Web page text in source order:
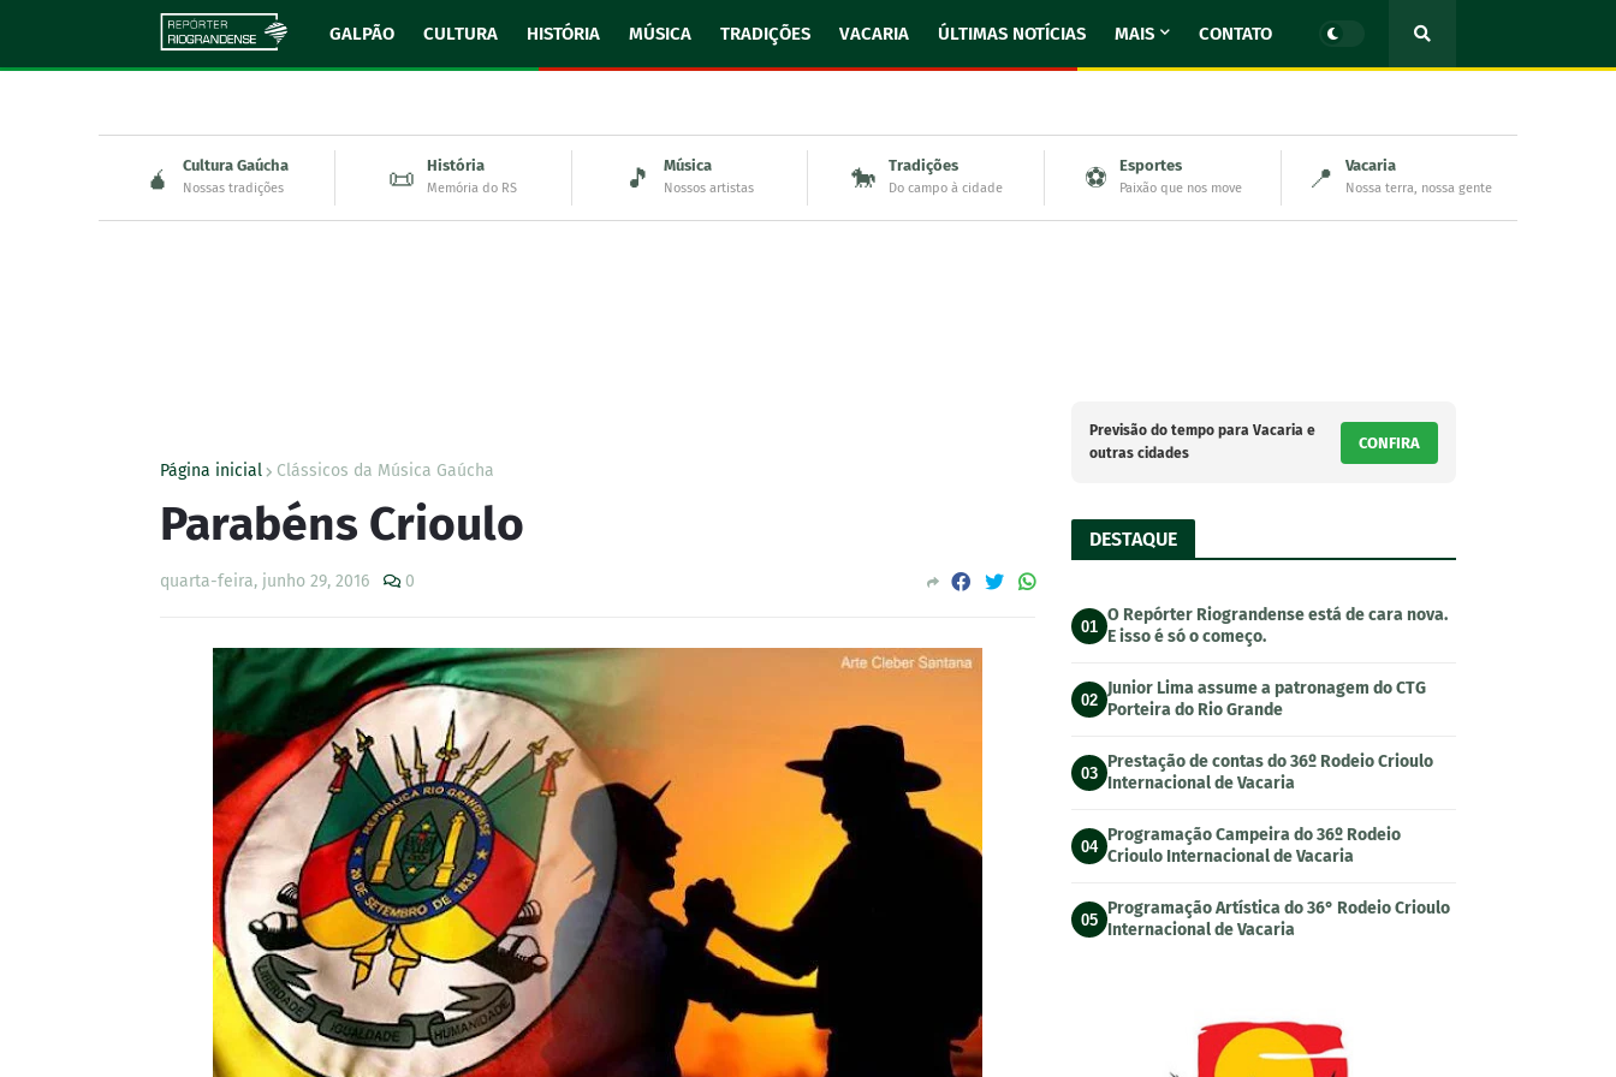
GALPÃO CULTURA HISTÓRIA MÚSICA TRADIÇÕES VACARIA ÚLTIMAS NOTÍCIAS MAIS CONTATO
🧉 Cultura Gaúcha
Nossas tradições 📜 História
Memória do RS 🎵 Música
Nossos artistas 🐎 Tradições
Do campo à cidade ⚽ Esportes
Paixão que nos move 📍 Vacaria
Nossa terra, nossa gente
Página inicial Clássicos da Música Gaúcha
Parabéns Crioulo
quarta-feira, junho 29, 2016 0
Previsão do tempo para Vacaria e
outras cidades
CONFIRA
DESTAQUE
01
O Repórter Riograndense está de cara nova.
E isso é só o começo.
02
Junior Lima assume a patronagem do CTG
Porteira do Rio Grande
03
Prestação de contas do 36º Rodeio Crioulo
Internacional de Vacaria
04
Programação Campeira do 36º Rodeio
Crioulo Internacional de Vacaria
05
Programação Artística do 36° Rodeio Crioulo
Internacional de Vacaria